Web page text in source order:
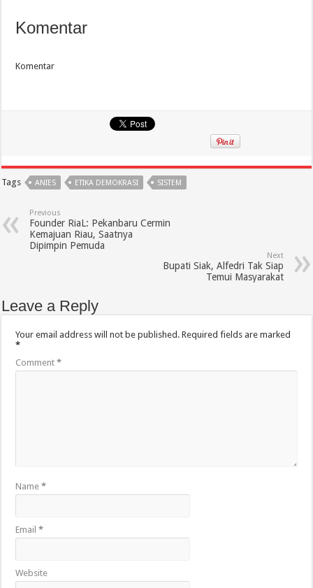
Komentar
Komentar
Tags ANIES ETIKA DEMOKRASI SISTEM
Previous
Founder RiaL: Pekanbaru Cermin
Kemajuan Riau, Saatnya
Dipimpin Pemuda
Next
Bupati Siak, Alfedri Tak Siap
Temui Masyarakat
Leave a Reply
Your email address will not be published. Required fields are marked
*
Comment*
Name*
Email*
Website